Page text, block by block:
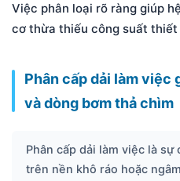
Việc phân loại rõ ràng giúp
cơ thừa thiếu công suất thiết
Phân cấp dải làm việc
và dòng bơm thả chìm
Phân cấp dải làm việc là
trên nền khô ráo hoặc